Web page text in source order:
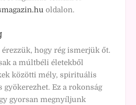
oldalon.
hogy rég ismerjük őt.
a múltbéli életekből
közötti mély, spirituális
gyökerezhet. Ez a rokonság
gyorsan megnyíljunk